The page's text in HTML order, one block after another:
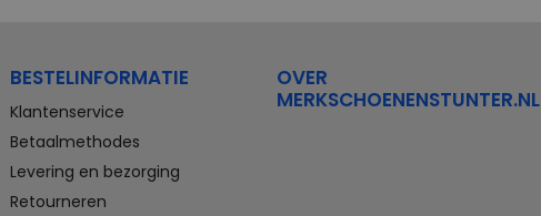
Compleet aanbod outlet
Veterschoenen, sneakers,
slippers, sandalen, instappers,
BESTELINFORMATIE
Klantenservice
Betaalmethodes
Levering en bezorging
Retourneren
OVER
MERKSCHOENENSTUNTER.NL